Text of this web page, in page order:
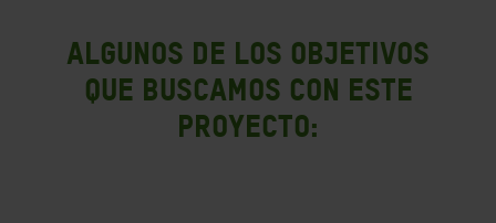
Algunos de los objetivos
que buscamos con este
proyecto: